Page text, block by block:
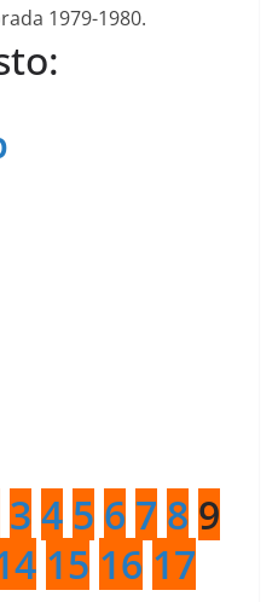
1979-1980.
3 4 5 6 7 8 9
15 16 17